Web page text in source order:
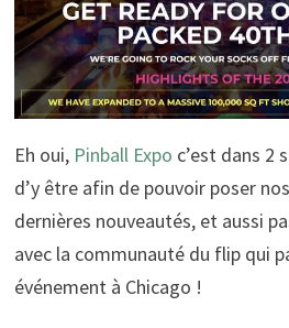
Eh oui, Pinball Expo c’est dans 2
d’y être afin de pouvoir poser
dernières nouveautés, et aussi
avec la communauté du flip qui
événement à Chicago !